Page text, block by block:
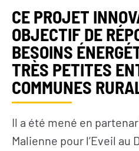
CE PROJET
OBJECTIF DE
BESOINS
TRÈS PETITES
COMMUNES
Il a été mené en
Malienne pour l’Eveil au